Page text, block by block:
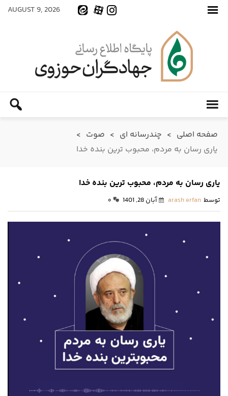
AUGUST 9, 2026
صفحه اصلی > چندرسانه ای > صوت >
یاری رسان به مردم، محبوب ترین بنده خدا
یاری رسان به مردم، محبوب ترین بنده خدا
توسط arash erfan آبان 28, 1401 ۰